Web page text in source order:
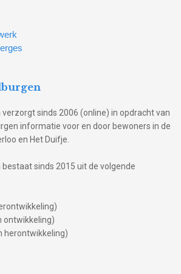
sinds 2006 (online) in opdracht van
informatie voor en door bewoners in de
en Het Duifje.
sinds 2015 uit de volgende
ontwikkeling)
herontwikkeling)